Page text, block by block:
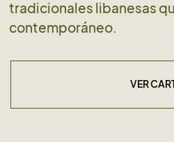
tradicionales libanesas
contemporáneo.
VER